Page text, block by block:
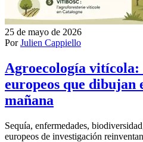
25 de mayo de 2026
Por Julien Cappiello
Agroecología vitícola:
europeos que dibujan
mañana
Sequía, enfermedades,
europeos de investigación